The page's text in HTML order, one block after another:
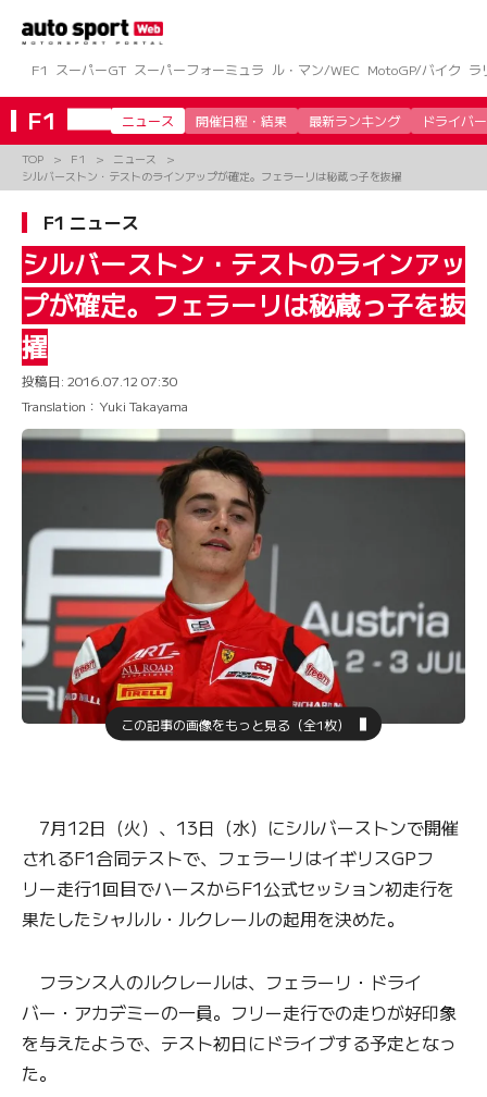
ツ
へ
ス
キ
プ
F1 スーパーGT スーパーフォーミュラ ル・マン/WEC MotoGP/バイク ラ
F1 ニュース 開催日程・結果 最新ランキング ドライバー
TOP F1
ニュース
シルバーストン・テストのラインアップが確定。フェラーリは秘蔵っ子を抜擢
F1 ニュース
シルバーストン・テストのラインアッ
プが確定。フェラーリは秘蔵っ子を抜
擢
投稿日: 2016.07.12 07:30
Translation：Yuki Takayama
この記事の画像をもっと見る（全1枚）
7月12日（火）、13日（水）にシルバーストンで開催
されるF1合同テストで、フェラーリはイギリスGPフ
リー走行1回目でハースからF1公式セッション初走行を
果たしたシャルル・ルクレールの起用を決めた。
フランス人のルクレールは、フェラーリ・ドライ
バー・アカデミーの一員。フリー走行での走りが好印象
を与えたようで、テスト初日にドライブする予定となっ
た。